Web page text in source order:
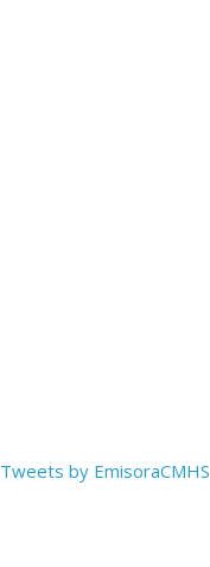
Tweets by EmisoraCMHS